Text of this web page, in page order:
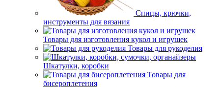
Спицы, крючки,
инструменты для вязания
Товары для изготовления кукол и игрушек
Товары для рукоделия
Шкатулки, коробки
Товары для
бисероплетения